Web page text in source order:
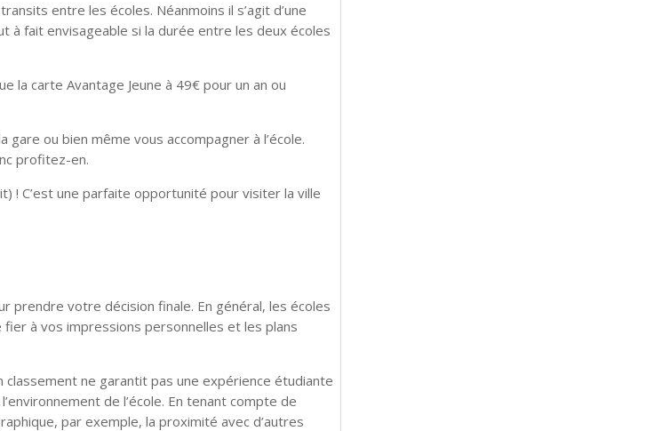
entre les écoles. Néanmoins il s’agit d’une
à fait envisageable si la durée entre les deux écoles
la carte Avantage Jeune à 49€ pour un an ou
ou bien même vous accompagner à l’école.
profitez-en.
! C’est une parfaite opportunité pour visiter la ville
prendre votre décision finale. En général, les écoles
à vos impressions personnelles et les plans
ne garantit pas une expérience étudiante
de l’école. En tenant compte de
par exemple, la proximité avec d’autres